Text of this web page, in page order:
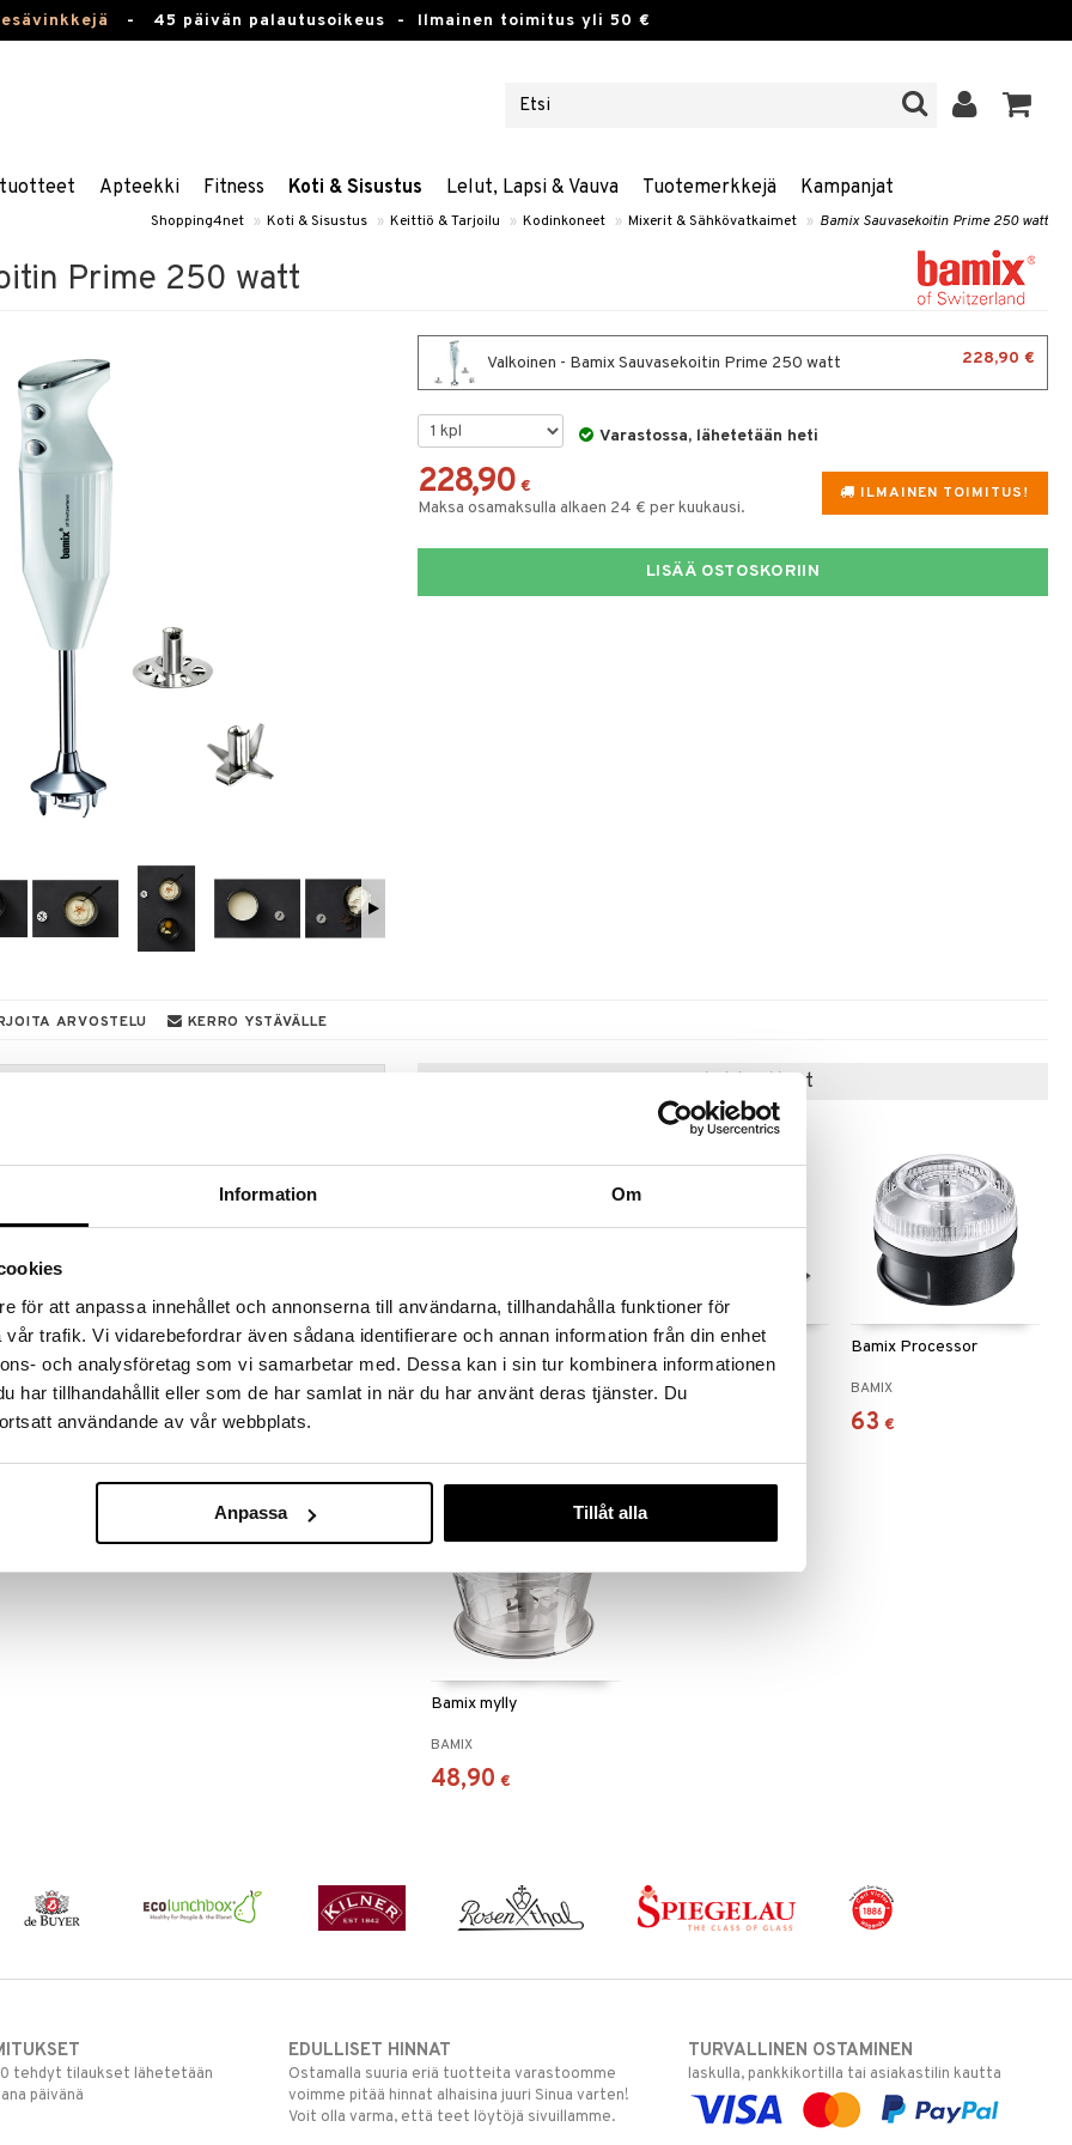
Information Om
för att anpassa innehållet och annonserna till användarna, tillhandahålla funktioner för
trafik. Vi vidarebefordrar även sådana identifierare och annan information från din enhet
och analysföretag som vi samarbetar med. Dessa kan i sin tur kombinera informationen
har tillhandahållit eller som de har samlat in när du har använt deras tjänster. Du
användande av vår webbplats.
Anpassa Tillåt alla
- 45 päivän palautusoikeus - Ilmainen toimitus yli 50 €
Apteekki Fitness Koti & Sisustus Lelut, Lapsi & Vauva Tuotemerkkejä Kampanjat
Shopping4net » Koti & Sisustus » Keittiö & Tarjoilu » Kodinkoneet » Mixerit & Sähkövatkaimet » Bamix Sauvasekoitin Prime 250 watt
Prime 250 watt
Valkoinen - Bamix Sauvasekoitin Prime 250 watt 228,90 €
Varastossa, lähetetään heti
ILMAINEN TOIMITUS!
228,90 €
Maksa osamaksulla alkaen 24 € per kuukausi.
LISÄÄ OSTOSKORIIN
ARVOSTELU KERRO YSTÄVÄLLE
hinnoilla!
31.8.2026 asti mutta ole nopea -
voivat päästä loppumaan!
250 wattisella moottorilla, ollen luotettava
Sauvasekoittimessa on kaksi nopeutta
Mukana tulee monitoimiveitsi,
ja käyttöohjeet. Moottorille elinikäinen
Suositut tuotteet
Bamix Jauhelevy
BAMIX
Bamix Monitoimiveitsi
BAMIX
Bamix Processor
BAMIX
63 €
Bamix mylly
BAMIX
48,90 €
tehdyt tilaukset lähetetään
päivänä
EDULLISET HINNAT
Ostamalla suuria eriä tuotteita varastoomme
voimme pitää hinnat alhaisina juuri Sinua varten!
Voit olla varma, että teet löytöjä sivuillamme.
TURVALLINEN OSTAMINEN
laskulla, pankkikortilla tai asiakastilin kautta